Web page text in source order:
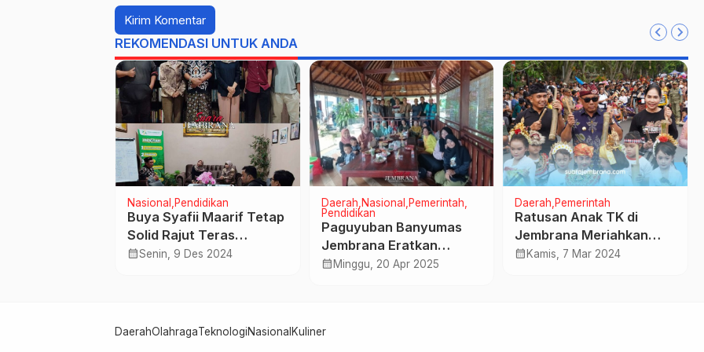
REKOMENDASI UNTUK ANDA
Nasional Pendidikan
Buya Syafii Maarif Tetap
Solid Rajut Teras
Kebhinekaan
calendar_monthSenin, 9 Des 2024
Daerah Nasional
Pemerintah
Pendidikan
Paguyuban Banyumas
Jembrana Eratkan
Silaturahmi dan Jiwa
calendar_month Minggu, 20 Apr 2025
Daerah Pemerintah
Ratusan Anak TK di
Jembrana Meriahkan
Pawai Ogoh-ogoh Mini
calendar_monthKamis, 7 Mar 2024
DaerahOlahragaTeknologiNasional Kuliner